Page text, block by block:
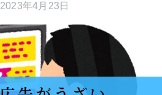
2023年4月23日